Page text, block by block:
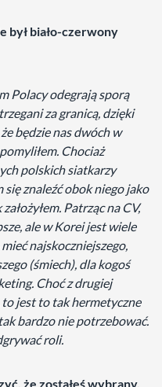
był biało-czerwony
Polacy odegrają sporą
za granicą, dzięki
będzie nas dwóch w
Chociaż
polskich siatkarzy
się znaleźć obok niego jako
Patrząc na CV,
ale w Korei jest wiele
najskoczniejszego,
(śmiech), dla kogoś
Choć z drugiej
to jest to tak hermetyczne
bardzo nie potrzebować.
roli.
że zostałeś wybrany,